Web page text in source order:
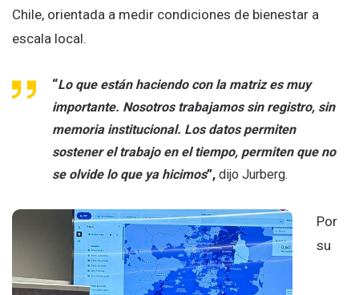
Chile, orientada a medir condiciones de bienestar a
escala local.
“Lo que están haciendo con la matriz es muy
importante. Nosotros trabajamos sin registro, sin
memoria institucional. Los datos permiten
sostener el trabajo en el tiempo, permiten que no
se olvide lo que ya hicimos”, dijo Jurberg.
Por
su